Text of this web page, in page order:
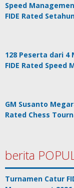
Speed
FIDE Rated
128 Peserta dari
FIDE Rated Speed
GM Susanto
Rated Chess
berita
Turnamen Catur